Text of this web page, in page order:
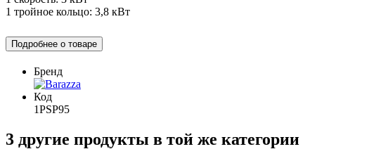
1 тройное кольцо: 3,8 кВт
Подробнее о товаре
Бренд
Код
1PSP95
3 другие продукты в той же категории